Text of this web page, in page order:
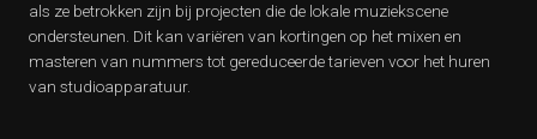
als ze betrokken zijn bij projecten die de lokale muziekscene
ondersteunen. Dit kan variëren van kortingen op het mixen en
masteren van nummers tot gereduceerde tarieven voor het huren
van studioapparatuur.